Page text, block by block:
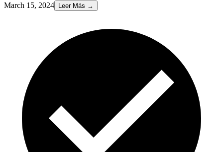
March 15, 2024 Leer Más →